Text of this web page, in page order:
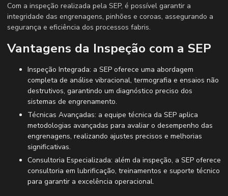
Com a inspeção realizada pela SEP, é possível garantir a
integridade das engrenagens, pinhões e coroas, assegurando a
segurança e eficiência dos processos fabris.
Vantagens da Inspeção com a SEP
Inspeção Integrada: a SEP oferece uma abordagem
completa de análise vibracional, termografia e ensaios não
destrutivos, garantindo um diagnóstico preciso dos
sistemas de engrenamento.
Técnicas Avançadas: a equipe técnica da SEP aplica
metodologias avançadas para avaliar o desempenho das
engrenagens, realizando ajustes precisos e melhorias
significativas.
Consultoria Especializada: além da inspeção, a SEP oferece
consultoria em lubrificação, treinamentos e suporte técnico
para garantir a excelência operacional.